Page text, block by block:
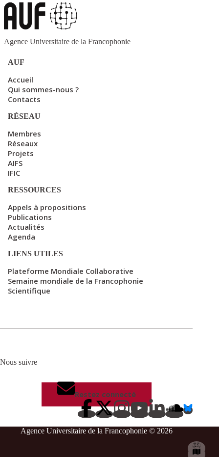
Agence Universitaire de la Francophonie
AUF
Accueil
Qui sommes-nous ?
Contacts
RÉSEAU
Membres
Réseaux
Projets
AIFS
IFIC
RESSOURCES
Appels à propositions
Publications
Actualités
Agenda
LIENS UTILES
Plateforme Mondiale Collaborative
Semaine mondiale de la Francophonie
Scientifique
Nous suivre
Restez connecté
Agence Universitaire de la Francophonie © 2026